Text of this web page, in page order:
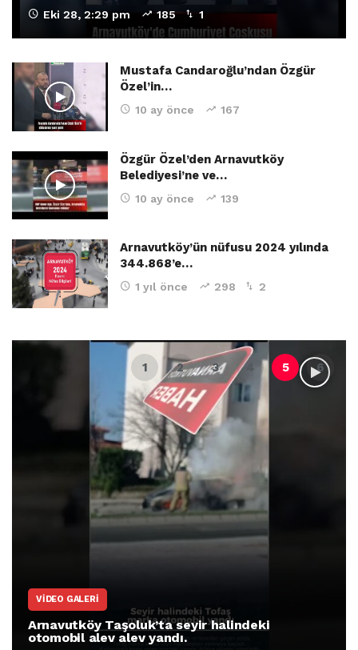
Eki 28, 2:29 pm 185 1
Mustafa Candaroğlu’ndan Özgür
Özel’in…
10 ay önce 167
Özgür Özel’den Arnavutköy
Belediyesi’ne ve…
10 ay önce 139
Arnavutköy’ün nüfusu 2024 yılında
344.868’e…
1 yıl önce 298 2
VIDEO GALERI
Arnavutköy Taşoluk’ta seyir halindeki
otomobil alev alev yandı.